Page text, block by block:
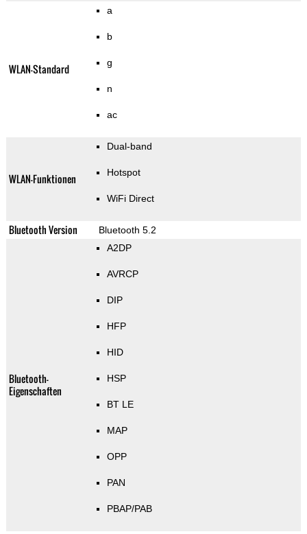
WLAN-Standard
a
b
g
n
ac
WLAN-Funktionen
Dual-band
Hotspot
WiFi Direct
Bluetooth Version Bluetooth 5.2
Bluetooth-
Eigenschaften
A2DP
AVRCP
DIP
HFP
HID
HSP
BT LE
MAP
OPP
PAN
PBAP/PAB